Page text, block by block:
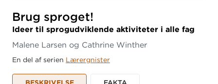
Brug sproget!
Ideer til sprogudviklende aktiviteter i alle fag
Malene Larsen og Cathrine Winther
En del af serien Lærergnister
BESKRIVELSE FAKTA